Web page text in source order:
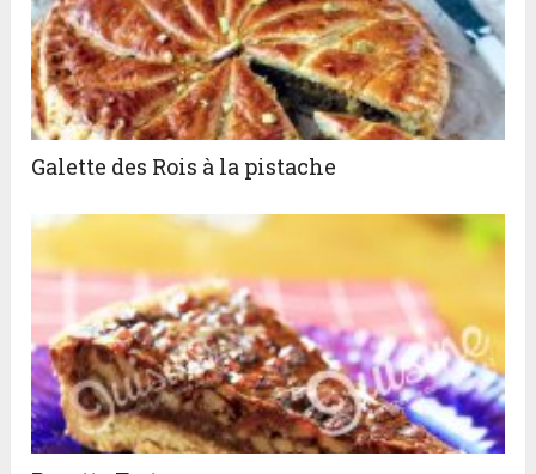
Galette des Rois à la pistache